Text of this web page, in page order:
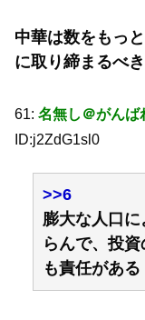
中華は数をもっ
に取り締まるべ
61: 名無し＠がんば
ID:j2ZdG1sl0
>>6
膨大な人口に
らんで、投
も責任がある